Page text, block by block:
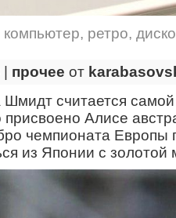
компьютер, ретро,
прочее от
считается
Алисе
чемпионата Европы
из Японии с